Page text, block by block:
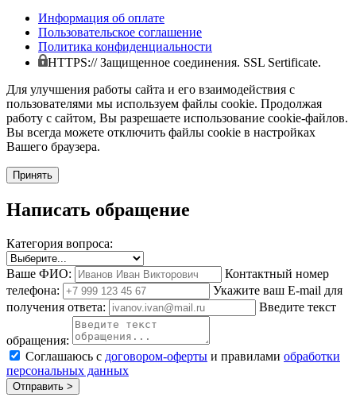
Информация об оплате
Пользовательское соглашение
Политика конфиденциальности
HTTPS:// Защищенное соединения. SSL Sertificate.
Для улучшения работы сайта и его взаимодействия с
пользователями мы используем файлы cookie. Продолжая
работу с сайтом, Вы разрешаете использование cookie-файлов.
Вы всегда можете отключить файлы cookie в настройках
Вашего браузера.
Принять
Написать обращение
Категория вопроса:
Ваше ФИО:
Контактный номер
телефона:
Укажите ваш E-mail для
получения ответа:
Введите текст
обращения:
Соглашаюсь с договором-оферты и правилами обработки
персональных данных
Отправить >